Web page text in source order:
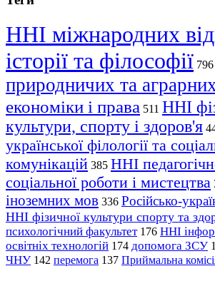
ННІ міжнародних
історії та філософії 796
природничих та
економіки і права 511 ННІ
культури, спорту і здоров'я
української філології та
комунікацій 385 ННІ
соціальної роботи і мистецтва
іноземних мов 336 Російсько-
ННІ фізичної культури спорту та
психологічний факультет 176 ННІ
освітніх технологій 174 допомога ЗСУ
ЧНУ 142 перемога 137 Приймальна